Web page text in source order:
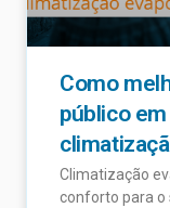
Como
público
Climatização
conforto para o